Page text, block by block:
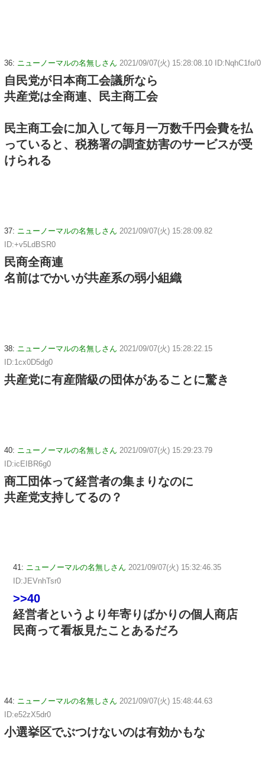
36: ニューノーマルの名無しさん 2021/09/07(火) 15:28:08.10 ID:NqhC1fo/0
自民党が日本商工会議所なら
共産党は全商連、民主商工会
民主商工会に加入して毎月一万数千円会費を払
っていると、税務署の調査妨害のサービスが受
けられる
37: ニューノーマルの名無しさん 2021/09/07(火) 15:28:09.82
ID:+v5LdBSR0
民商全商連
名前はでかいが共産系の弱小組織
38: ニューノーマルの名無しさん 2021/09/07(火) 15:28:22.15
ID:1cx0D5dg0
共産党に有産階級の団体があることに驚き
40: ニューノーマルの名無しさん 2021/09/07(火) 15:29:23.79
ID:icEIBR6g0
商工団体って経営者の集まりなのに
共産党支持してるの？
41: ニューノーマルの名無しさん 2021/09/07(火) 15:32:46.35
ID:JEVnhTsr0
>>40
経営者というより年寄りばかりの個人商店
民商って看板見たことあるだろ
44: ニューノーマルの名無しさん 2021/09/07(火) 15:48:44.63
ID:e52zX5dr0
小選挙区でぶつけないのは有効かもな